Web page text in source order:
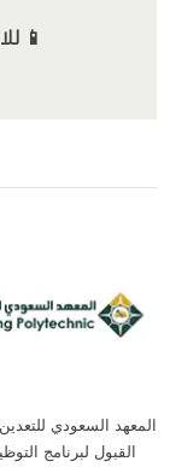
📱
الدورات التدريبية
المعهد السعودي
القبول لبرنامج